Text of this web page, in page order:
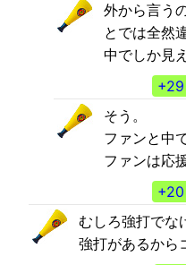
外から言う
とでは全然
中でしか見
+29
そう。
ファンと中
ファンは応
+20
むしろ強打でな
強打があるから